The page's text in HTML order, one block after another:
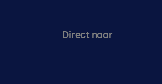
Direct naar